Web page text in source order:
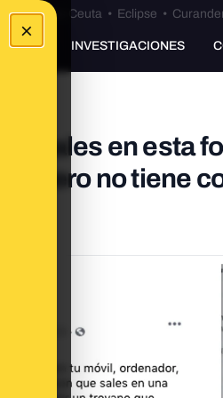
×
•Bulos Ceuta • Eclipse •
INVESTIGACIONES
sales en esta
pero no tiene